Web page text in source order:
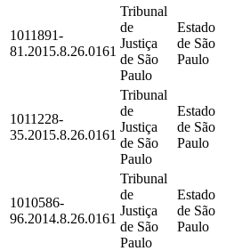
1011891-
81.2015.8.26.0161
Tribunal
de
Justiça
de São
Paulo
Estado
de São
Paulo
1011228-
35.2015.8.26.0161
Tribunal
de
Justiça
de São
Paulo
Estado
de São
Paulo
1010586-
96.2014.8.26.0161
Tribunal
de
Justiça
de São
Paulo
Estado
de São
Paulo